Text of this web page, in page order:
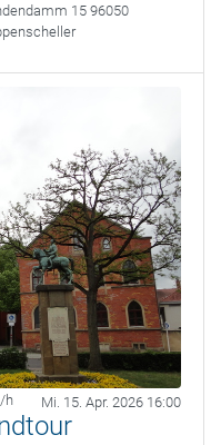
15 96050
h Mi. 15. Apr. 2026 16:00